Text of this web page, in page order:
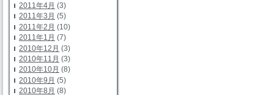
2011年4月 (3)
2011年3月 (5)
2011年2月 (10)
2011年1月 (7)
2010年12月 (3)
2010年11月 (3)
2010年10月 (8)
2010年9月 (5)
2010年8月 (8)